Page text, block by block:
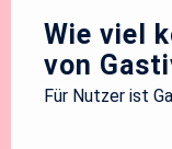
Wie viel
von
Für Nutzer ist